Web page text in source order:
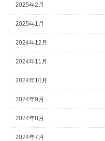
2025年2月
2025年1月
2024年12月
2024年11月
2024年10月
2024年9月
2024年8月
2024年7月